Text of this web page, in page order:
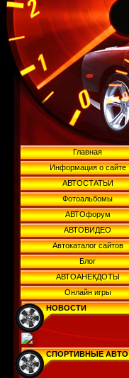
Главная
Информация о сайте
АВТОСТАТЬИ
Фотоальбомы
АВТОфорум
АВТОВИДЕО
Автокаталог сайтов
Блог
АВТОАНЕКДОТЫ
Онлайн игры
НОВОСТИ
СПОРТИВНЫЕ АВТО